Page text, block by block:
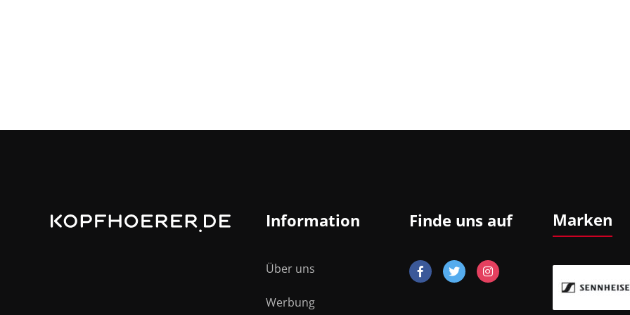
Information
Über uns
Werbung
Finde uns auf Marken